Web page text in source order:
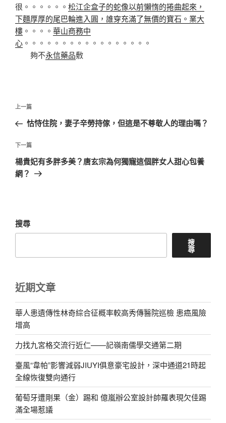
很。。。。。。 松江企盒子的蛇像以前懶惰的捲曲起來，
下麵厚厚的尾巴輪進入圓，誰穿充滿了無價的寶石。業大
樓 。。。。 華山商務中
心 。。。。。。。。。。。。。。。。。
夠不永信藥品敷
文
導
覽
上
一
文
章
上一篇
怙恃住院，妻子辛勞持傢，但這是不尊敬人的理由嗎？
下
一
篇
下一篇
楊貴妃有多胖多美？唐玄宗為何獨寵這個胖女人甜心包養
網？
搜尋
搜
尋
近期文章
華人患遺傳性林奇綜合征概率較高秀傳醫院巡檢 患癌風險
增高
力找九宮格交流行近仁——記嶺南儒學交通第二期
臺風“韋帕”影響減弱JIUYI俱意豪宅設計，深中通道21時起
全線恢復雙向通行
葡萄牙遭剛果（金）踢和 億嵐辦公室設計帥羅表現欠佳踢
滿全場惹議